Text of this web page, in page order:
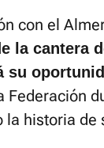
con el
la cantera
su
Federación
la historia de